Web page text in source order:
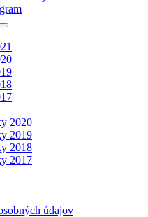
2020
2019
2018
2017
údajov